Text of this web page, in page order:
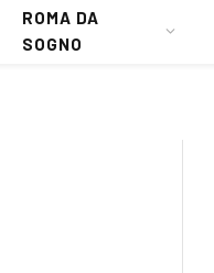
ROMA DA
SOGNO